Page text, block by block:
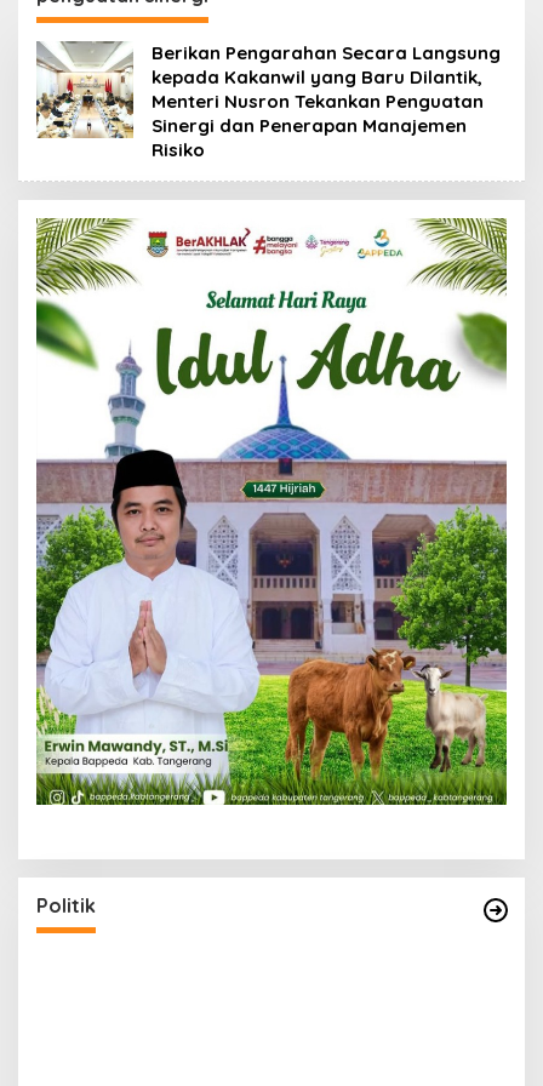
Berikan Pengarahan Secara Langsung
kepada Kakanwil yang Baru Dilantik,
Menteri Nusron Tekankan Penguatan
Sinergi dan Penerapan Manajemen
Risiko
Politik